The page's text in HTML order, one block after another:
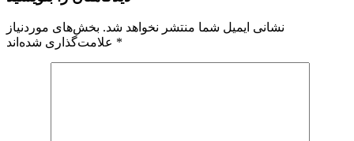
نشانی ایمیل شما منتشر نخواهد شد. بخش‌های موردنیاز
*